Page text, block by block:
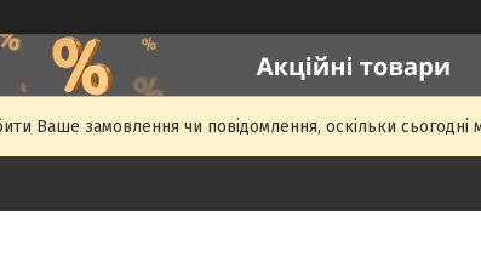
Ваше замовлення чи повідомлення, оскільки